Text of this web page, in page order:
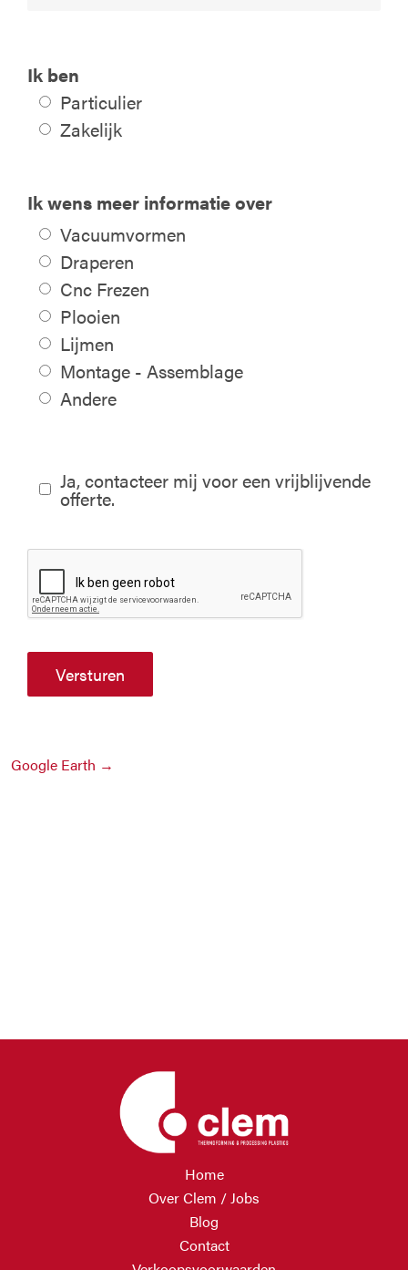
Ik ben
Particulier
Zakelijk
Ik wens meer informatie over
Vacuumvormen
Draperen
Cnc Frezen
Plooien
Lijmen
Montage - Assemblage
Andere
Ja, contacteer mij voor een vrijblijvende
offerte.
Versturen
Google Earth →
Home
Over Clem / Jobs
Blog
Contact